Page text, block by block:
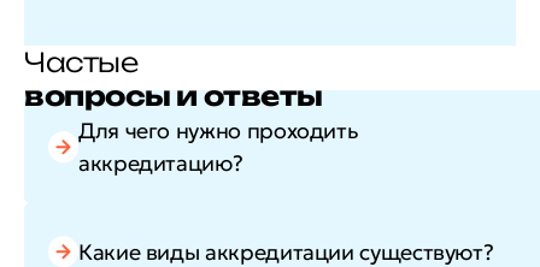
Частые
вопросы и ответы
Для чего нужно проходить
аккредитацию?
Какие виды аккредитации существуют?